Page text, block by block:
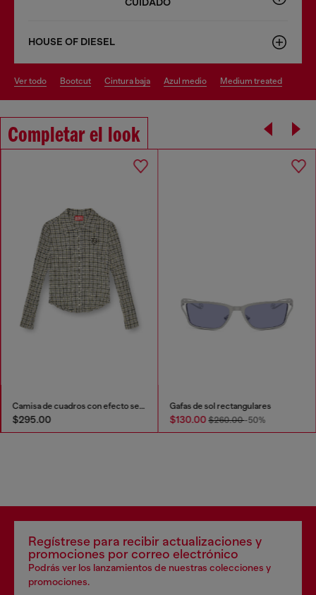
CUIDADO
HOUSE OF DIESEL
ver todo bootcut cintura baja azul medio medium treated
Completar el look
Camisa de cuadros con efecto seersucker
$295.00
Gafas de sol rectangulares
$130.00$260.00-50%
Regístrese para recibir actualizaciones y
promociones por correo electrónico
Podrás ver los lanzamientos de nuestras colecciones y
promociones.